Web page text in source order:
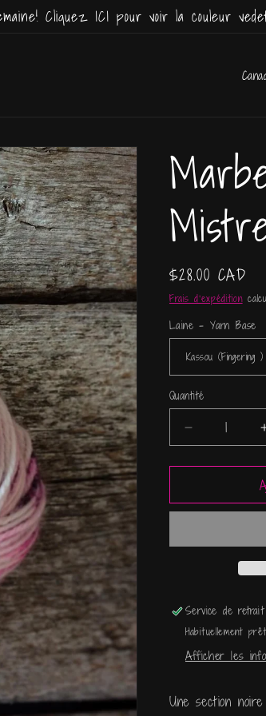
Cliquez ICI pour voir la couleur
P
s
/
r
é
g
o
n
Prix
habituel
$28.00 CAD
Frais d'expédition
Laine - Yarn Base
Quantité
Quantité
Réduire
la
quantité
Marbelous
Service de
Habituellement
Afficher les
Une section